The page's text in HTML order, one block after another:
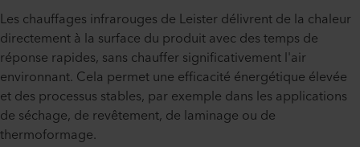
Les chauffages infrarouges de Leister délivrent de la chaleur
directement à la surface du produit avec des temps de
réponse rapides, sans chauffer significativement l'air
environnant. Cela permet une efficacité énergétique élevée
et des processus stables, par exemple dans les applications
de séchage, de revêtement, de laminage ou de
thermoformage.